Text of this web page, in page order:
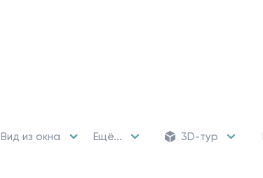
Вид из окна Ещё... 3D-тур